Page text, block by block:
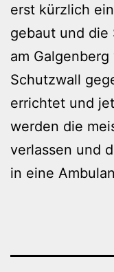
erst kürzlich
gebaut und die
am
Schutzwall
errichtet und
werden die
verlassen und
in eine